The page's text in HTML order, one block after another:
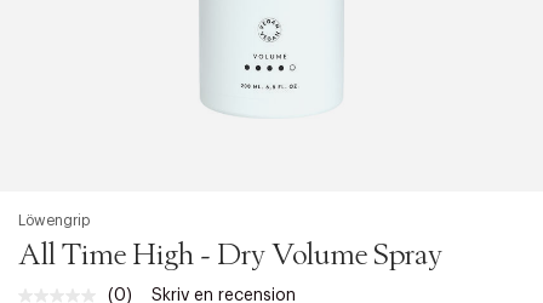
Löwengrip
All Time High - Dry Volume Spray
(0) Skriv en recension